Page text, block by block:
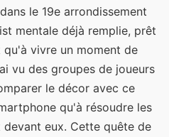
le 19e arrondissement
mentale déjà remplie, prêt
vivre un moment de
vu des groupes de joueurs
le décor avec ce
qu'à résoudre les
eux. Cette quête de